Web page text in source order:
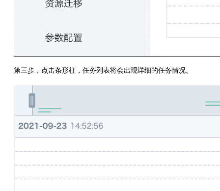
第三步，点击条形柱，任务列表将会出现详细的任务情况。